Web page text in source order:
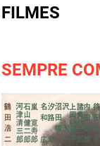
FILMES
SEMPRE